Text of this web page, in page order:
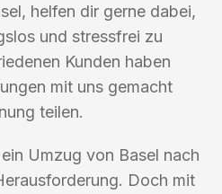
helfen dir gerne dabei,
und stressfrei zu
Kunden haben
mit uns gemacht
teilen.
Umzug von Basel nach
Doch mit